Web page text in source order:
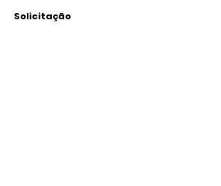
Solicitação